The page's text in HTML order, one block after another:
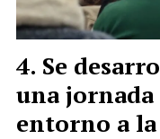
Se
una
entorno a